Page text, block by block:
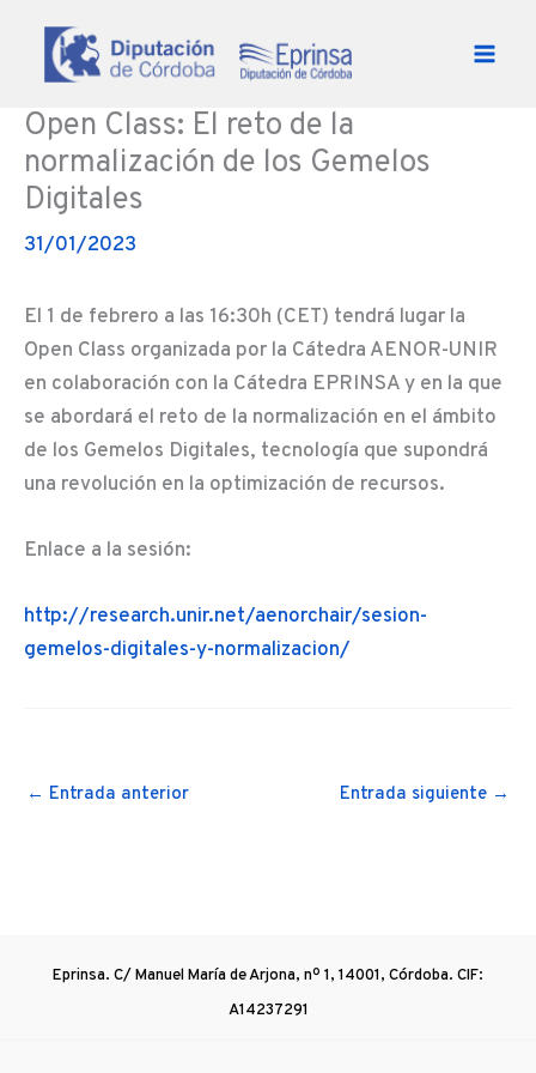
Open Class: El reto de la
normalización de los Gemelos
Digitales
31/01/2023
El 1 de febrero a las 16:30h (CET) tendrá lugar la
Open Class organizada por la Cátedra AENOR-UNIR
en colaboración con la Cátedra EPRINSA y en la que
se abordará el reto de la normalización en el ámbito
de los Gemelos Digitales, tecnología que supondrá
una revolución en la optimización de recursos.
Enlace a la sesión:
http://research.unir.net/aenorchair/sesion-
gemelos-digitales-y-normalizacion/
← Entrada anterior Entrada siguiente →
Eprinsa. C/ Manuel María de Arjona, nº 1, 14001, Córdoba. CIF:
A14237291